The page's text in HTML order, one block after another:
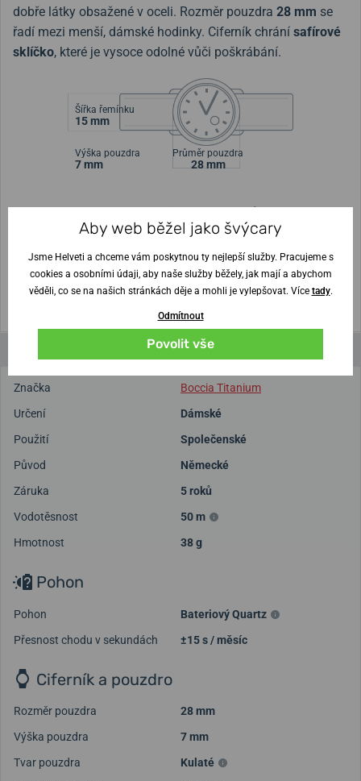
dobře látky obsažené v oceli. Rozměr pouzdra 28 mm se
řadí mezi menší, dámské hodinky. Ciferník chrání safírové
sklíčko, které je vysoce odolné vůči poškrábání.
Šířka řemínku
15 mm
Výška pouzdra
7 mm
Průměr pouzdra
28 mm
Nejste si jisti velikostí?
Vytisknout vzory velikostí
(U tisku nastavte Měřítko: Výchozí)
Značka
Boccia Titanium
Určení
Dámské
Použití
Společenské
Původ
Německé
Záruka
5 roků
Vodotěsnost
50 m
Hmotnost
38 g
Pohon
Pohon
Bateriový Quartz
Přesnost chodu v sekundách
±15 s / měsíc
Ciferník a pouzdro
Rozměr pouzdra
28 mm
Výška pouzdra
7 mm
Tvar pouzdra
Kulaté
Aby web běžel jako švýcary
Jsme Helveti a chceme vám poskytnou ty nejlepší služby. Pracujeme s
cookies a osobními údaji, aby naše služby běžely, jak mají a abychom
věděli, co se na našich stránkách děje a mohli je vylepšovat. Více tady.
Odmítnout
Povolit vše